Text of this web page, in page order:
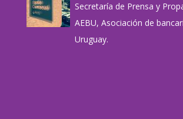
Secretaría de Prensa y
AEBU, Asociación de
Uruguay.